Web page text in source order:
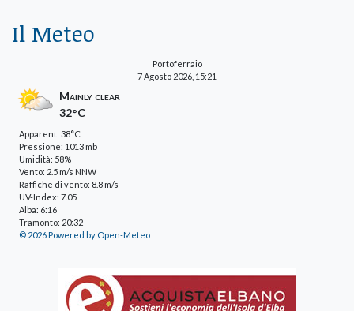
Il Meteo
Portoferraio
7 Agosto 2026, 15:21
Mainly clear
32°C
Apparent: 38°C
Pressione: 1013 mb
Umidità: 58%
Vento: 2.5 m/s NNW
Raffiche di vento: 8.8 m/s
UV-Index: 7.05
Alba: 6:16
Tramonto: 20:32
© 2026 Powered by Open-Meteo